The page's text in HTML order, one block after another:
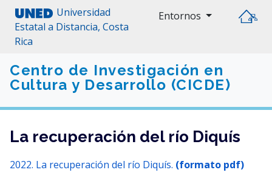
Universidad
Estatal a Distancia, Costa
Rica
Entornos
Centro de Investigación en
Cultura y Desarrollo (CICDE)
La recuperación del río Diquís
2022. La recuperación del río Diquís. (formato pdf)